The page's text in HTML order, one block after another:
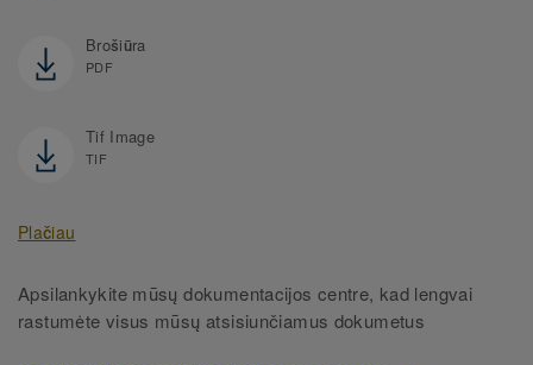
Brošiūra
PDF
Tif Image
TIF
Plačiau
Apsilankykite mūsų dokumentacijos centre, kad lengvai
rastumėte visus mūsų atsisiunčiamus dokumetus